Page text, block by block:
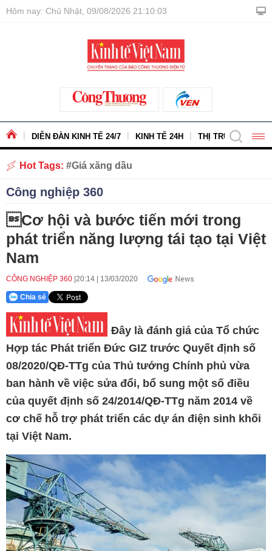
Hôm nay: Chủ Nhật, 09/08/2026 21:10:04
DIỄN ĐÀN KINH TẾ 24/7 KINH TẾ 24H THỊ TRƯỜNG -
Hot Tags: Giá xăng dầu
Công nghiệp 360
Cơ hội và bước tiến mới trong
phát triển năng lượng tái tạo tại Việt
Nam
CÔNG NGHIỆP 360 20:14 13/03/2020
Chia sẻ
Đây là đánh giá của Tổ chức
Hợp tác Phát triển Đức GIZ trước Quyết định số
08/2020/QĐ-TTg của Thủ tướng Chính phủ vừa
ban hành về việc sửa đổi, bổ sung một số điều
của quyết định số 24/2014/QĐ-TTg năm 2014 về
cơ chế hỗ trợ phát triển các dự án điện sinh khối
tại Việt Nam.